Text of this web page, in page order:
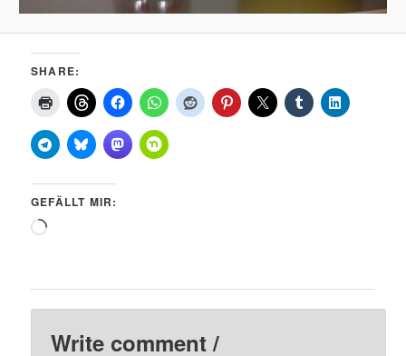
SHARE:
GEFÄLLT MIR:
Wird
Write comment /